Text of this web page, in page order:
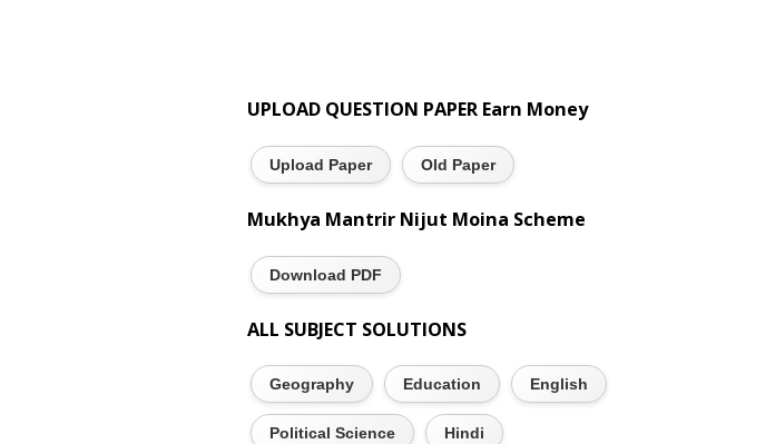
UPLOAD QUESTION PAPER Earn Money
Upload Paper Old Paper
Mukhya Mantrir Nijut Moina Scheme
Download PDF
ALL SUBJECT SOLUTIONS
Geography Education English
Political Science Hindi